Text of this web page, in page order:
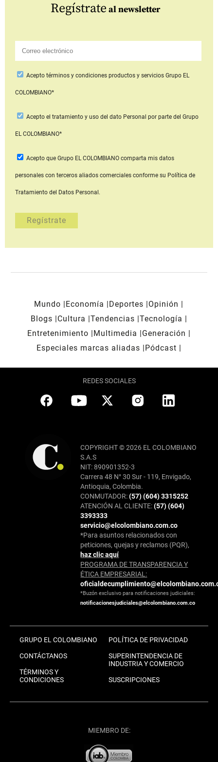
Regístrate al newsletter
Aceptotérminos y condiciones productos y serviciosGrupo EL
COLOMBIANO*
Acepto el tratamiento y uso del dato Personal por parte del Grupo
EL COLOMBIANO*
Acepto que Grupo EL COLOMBIANOcomparta mis datos
personales con terceros aliados comerciales conforme su Política de
Tratamiento del Datos Personal.
Mundo Economía Deportes
Opinión
Blogs
Cultura Tendencias Tecnología
Entretenimiento
Multimedia
Generación
Especiales marcas aliadas
Pódcast
REDES SOCIALES
COPYRIGHT © 2026 EL COLOMBIANO
S.A.S
NIT: 890901352-3
Carrera 48 N° 30 Sur - 119, Envigado,
Antioquia, Colombia.
CONMUTADOR:(57) (604) 3315252
ATENCIÓN AL CLIENTE:(57) (604)
3393333
servicio@elcolombiano.com.co
*Para asuntos relacionados con
peticiones, quejas y reclamos (PQR),
haz clic aquí
PROGRAMA DE TRANSPARENCIA Y
ÉTICA EMPRESARIAL:
*Buzón exclusivo para notificaciones judiciales:
notificacionesjudiciales@elcolombiano.com.co
GRUPO EL COLOMBIANO
CONTÁCTANOS
TÉRMINOS Y
CONDICIONES
POLÍTICA DE PRIVACIDAD
SUPERINTENDENCIA DE
INDUSTRIA Y COMERCIO
SUSCRIPCIONES
MIEMBRO DE: